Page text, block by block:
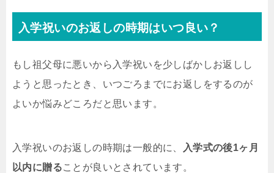
入学祝いのお返しの時期はいつ良い？
もし祖父母に悪いから入学祝いを少しばかしお返しし
ようと思ったとき、いつごろまでにお返しをするのが
よいか悩みどころだと思います。
入学祝いのお返しの時期は一般的に、
入学式の後1ヶ月
以内に贈ることが良いとされています。